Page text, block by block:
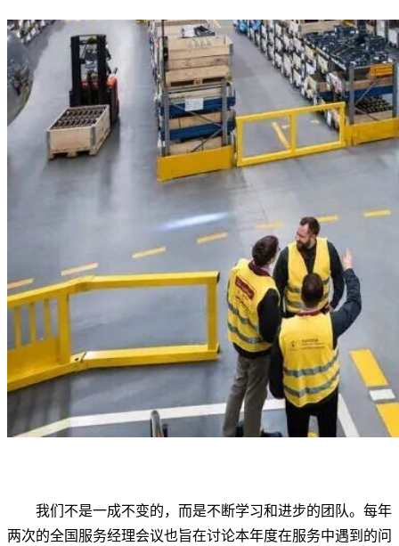
我们不是一成不变的，而是不断学习和进步的团队。每年
两次的全国服务经理会议也旨在讨论本年度在服务中遇到的问